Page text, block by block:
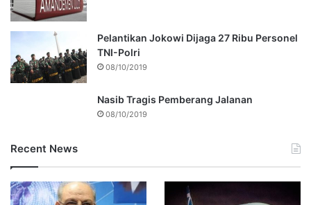
Pelantikan Jokowi Dijaga 27 Ribu Personel
TNI-Polri
08/10/2019
Nasib Tragis Pemberang Jalanan
08/10/2019
Recent News